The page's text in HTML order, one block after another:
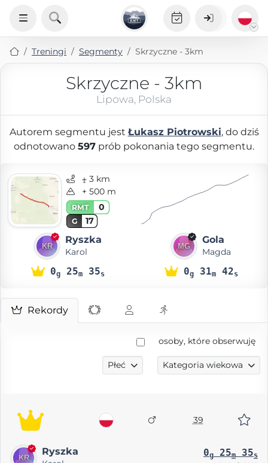
Treningi Segmenty Skrzyczne - 3km
Skrzyczne - 3km
Lipowa, Polska
Autorem segmentu jest Łukasz Piotrowski, do dziś
odnotowano 597 prób pokonania tego segmentu.
⨦ 3 km
+ 500 m
RMT 0
G 17
Ryszka
Karol
0g25m35s
Gola
Magda
0g31m42s
Rekordy
osoby, które obserwuję
Płeć Kategoria wiekowa
39
Ryszka 0g25m35s